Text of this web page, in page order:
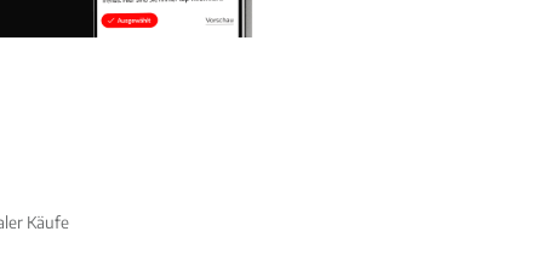
Käufe